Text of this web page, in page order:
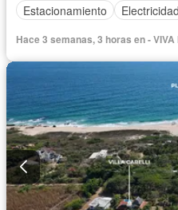
Estacionamiento
Electricidad
Hace 3 semanas, 3 horas en -